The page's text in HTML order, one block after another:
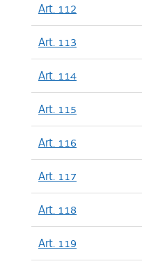
Art. 112
Art. 113
Art. 114
Art. 115
Art. 116
Art. 117
Art. 118
Art. 119